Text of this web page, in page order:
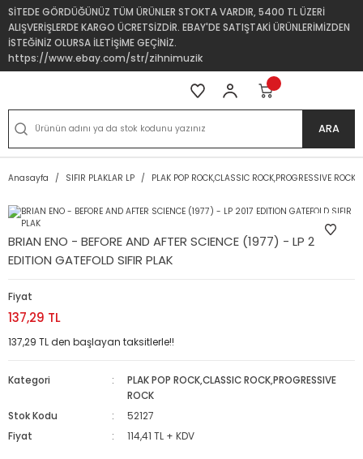
SİTEDE GÖRDÜĞÜNÜZ TÜM ÜRÜNLER STOKTA VARDIR, 5400 TL ÜZERİ
ALIŞVERİŞLERDE KARGO ÜCRETSİZDİR. EBAY'DE SATIŞTAKİ ÜRÜNLERİMİZDEN
İSTEĞİNİZ OLURSA İLETİŞİME GEÇİNİZ.
https://www.ebay.com/str/zihnimuzik
ARA
Anasayfa SIFIR PLAKLAR LP PLAK POP ROCK,CLASSIC ROCK,PROGRESSIVE ROCK
BRIAN ENO - BEFORE AND AFTER SCIENCE (1977) - LP 2017
EDITION GATEFOLD SIFIR PLAK
Fiyat
137,29 TL
137,29 TL den başlayan taksitlerle!!
Kategori
PLAK POP ROCK,CLASSIC ROCK,PROGRESSIVE
ROCK
Stok Kodu
52127
Fiyat
114,41 TL + KDV